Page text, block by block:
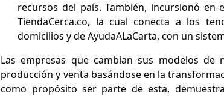
recursos del país. También, incursionó en
TiendaCerca.co, la cual conecta a los
domicilios y de AyudaALaCarta, con un
Las empresas que cambian sus modelos
producción y venta basándose en la
como propósito ser parte de esta,